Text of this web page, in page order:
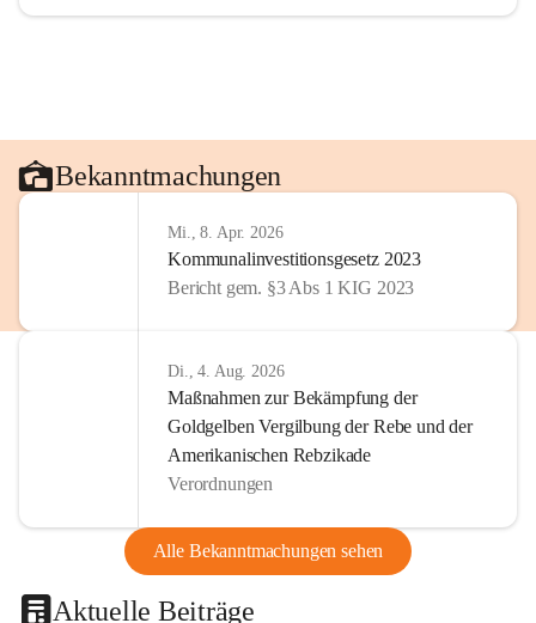
Bekanntmachungen
Mi., 8. Apr. 2026
Kommunalinvestitionsgesetz 2023
Bericht gem. §3 Abs 1 KIG 2023
Di., 4. Aug. 2026
Maßnahmen zur Bekämpfung der
Goldgelben Vergilbung der Rebe und der
Amerikanischen Rebzikade
Verordnungen
Alle Bekanntmachungen sehen
Aktuelle Beiträge